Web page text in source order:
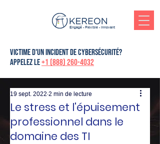
Engagé - Flexible - Innovant
victime d'un incident de cybersécurité?
Appelez le+1 (888) 260-4032
Le stress et l'épuisement
professionnel dans le
domaine des TI
19 sept. 2022 2 min de lecture